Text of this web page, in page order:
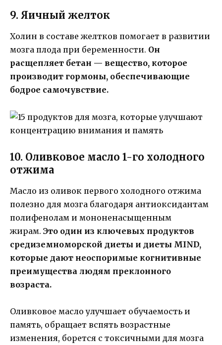
9. Яичный желток
Холин в составе желтков помогает в развитии
мозга плода при беременности. Он
расщепляет бетан — вещество, которое
производит гормоны, обеспечивающие
бодрое самочувствие.
10. Оливковое масло 1-го холодного
отжима
Масло из оливок первого холодного отжима
полезно для мозга благодаря антиоксидантам
полифенолам и мононенасыщенным
жирам. Это один из ключевых продуктов
средиземноморской диеты и диеты MIND,
которые дают неоспоримые когнитивные
преимущества людям преклонного
возраста.
Оливковое масло улучшает обучаемость и
память, обращает вспять возрастные
изменения, борется с токсичными для мозга